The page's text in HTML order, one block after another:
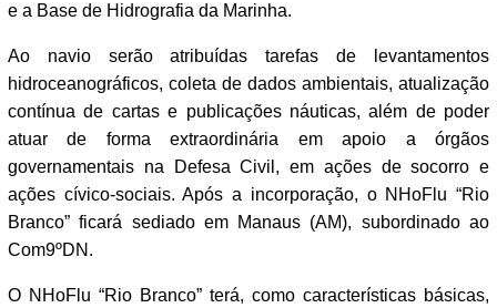
e a Base de Hidrografia da Marinha.
Ao navio serão atribuídas tarefas de levantamentos
hidroceanográficos, coleta de dados ambientais, atualização
contínua de cartas e publicações náuticas, além de poder
atuar de forma extraordinária em apoio a órgãos
governamentais na Defesa Civil, em ações de socorro e
ações cívico-sociais. Após a incorporação, o NHoFlu “Rio
Branco” ficará sediado em Manaus (AM), subordinado ao
Com9ºDN.
O NHoFlu “Rio Branco” terá, como características básicas,